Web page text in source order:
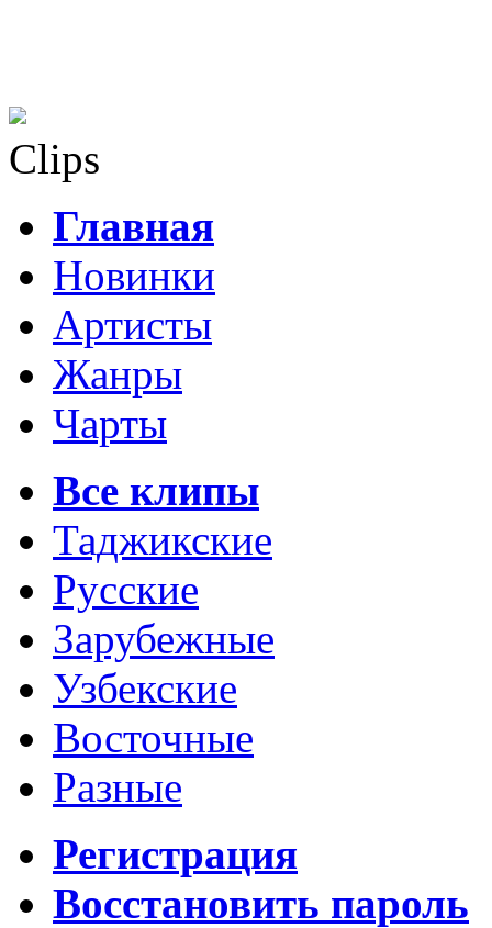
Clips
Главная
Новинки
Артисты
Жанры
Чарты
Все клипы
Таджикские
Русские
Зарубежные
Узбекские
Восточные
Разные
Регистрация
Восстановить пароль